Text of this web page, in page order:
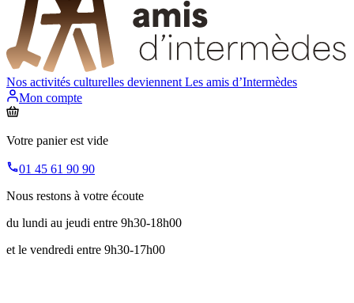
Nos activités culturelles deviennent Les amis d’Intermèdes
Mon compte
Votre panier est vide
01 45 61 90 90
Nous restons à votre écoute
du lundi au jeudi entre 9h30-18h00
et le vendredi entre 9h30-17h00